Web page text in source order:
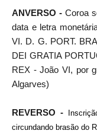
ANVERSO - Coroa
data e letra
VI. D. G. PORT.
DEI GRATIA
REX - João VI, por
Algarves)
REVERSO -
circundando brasão do